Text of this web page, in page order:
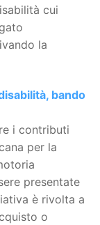
cui
la
bando
i contributi
per la
presentate
è rivolta a
o